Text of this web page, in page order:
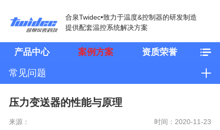
合泉Twidec•致力于温度&控制器的研发制造
提供配套温控系统解决方案
产品中心 案例方案 资质荣誉
常见问题
压力变送器的性能与原理
来源： 时间：2020-11-23